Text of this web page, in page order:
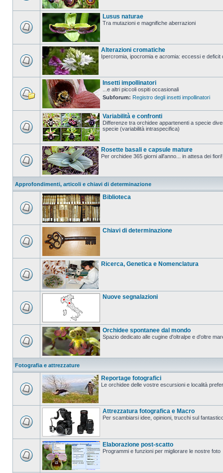
Lusus naturae
Tra mutazioni e magnifiche aberrazioni
Alterazioni cromatiche
Ipercromia, ipocromia e acromia: eccessi e deficit
Insetti impollinatori
...e altri piccoli ospiti occasionali
Subforum: Registro degli insetti impollinatori
Variabilità e confronti
Differenze tra orchidee appartenenti a specie
specie (variabilità intraspecifica)
Rosette basali e capsule mature
Per orchidee 365 giorni all'anno... in attesa dei fiori!
Approfondimenti, articoli e chiavi di determinazione
Biblioteca
Chiavi di determinazione
Ricerca, Genetica e Nomenclatura
Nuove segnalazioni
Orchidee spontanee dal mondo
Spazio dedicato alle cugine d'oltralpe e d'oltre
Fotografia e attrezzature
Reportage fotografici
Le orchidee delle vostre escursioni e località
Attrezzatura fotografica e Macro
Per scambiarsi idee, opinioni, trucchi sul
Elaborazione post-scatto
Programmi e funzioni per migliorare le nostre foto